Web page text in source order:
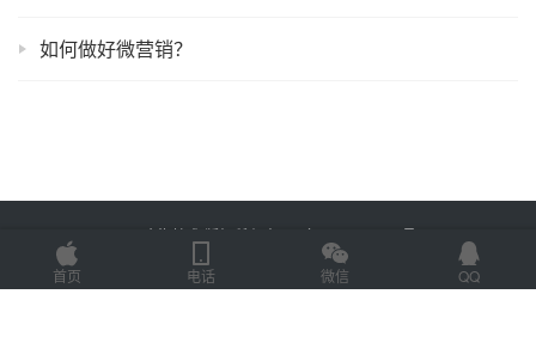
如何做好微营销？
Copyright © 2025 金海技术 版权所有 鲁ICP备2022012774号-2
首页
电话 微信 QQ